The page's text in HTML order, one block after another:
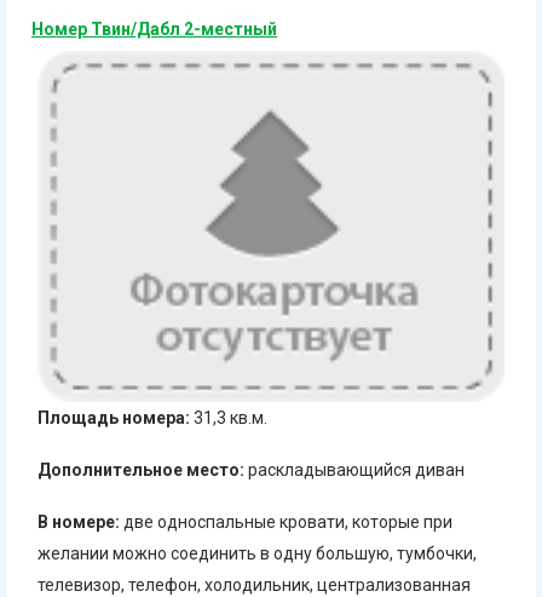
Номер Твин/Дабл 2-местный
Площадь номера: 31,3 кв.м.
Дополнительное место: раскладывающийся диван
В номере: две односпальные кровати, которые при
желании можно соединить в одну большую, тумбочки,
телевизор, телефон, холодильник, централизованная